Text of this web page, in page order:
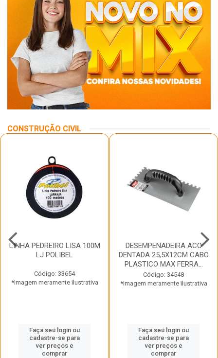
CONSTRUÇÃO CIVIL
LINHA PEDREIRO LISA 100M
LJ POLIBEL
Código: 33654
*Imagem meramente ilustrativa
Faça seu login ou
cadastre-se para
ver preços e
comprar
DESEMPENADEIRA ACO
DENTADA 25,5X12CM CABO
PLASTICO MAX FERRA...
Código: 34548
*Imagem meramente ilustrativa
Faça seu login ou
cadastre-se para
ver preços e
comprar